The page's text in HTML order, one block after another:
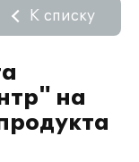
на
К списку